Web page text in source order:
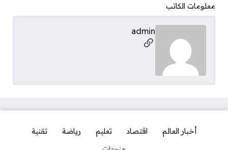
معلومات الكاتب
admin
مواقع التواصل
أخبار العالم اقتصاد تعليم رياضة
تقنية